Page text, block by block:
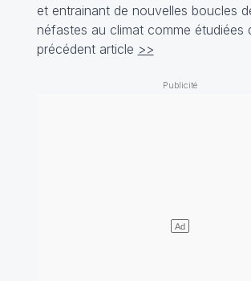
et entrainant de nouvelles boucles
néfastes au climat comme étudiées
précédent article >>